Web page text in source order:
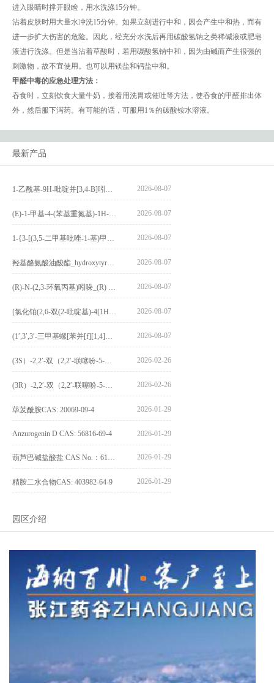
进入眼睛时撑开眼睑，用水洗涤15分钟。
沾着皮肤时用大量水冲洗15分钟。如果立刻进行中和，因会产生中和热，而有
进一步扩大伤害的危险。因此，经充分水洗后再用碳酸氢钠之类稀碱液或肥皂
液进行洗涤。但是当沾着草酸时，若用碳酸氢钠中和，因为由碱而产生很强的
刺激物，故不宜使用。也可以用镁盐和钙盐中和。
甲醛中毒的应急处理方法：
吞食时，立刻饮食大量牛奶，接着用洗胃或催吐等方法，使吞食的甲醛排出体
外，然后服下泻药。有可能的话，可服用1％的碳酸铵水溶液。
最新产品
2026-08-07
2026-08-07
2026-08-07
2026-08-07
2026-08-07
2026-08-07
2026-08-07
2026-02-26
2026-02-26
荜茇酰胺CAS: 20069-09-4 2026-01-29
Anzurogenin D CAS: 56816-69-4 2026-01-29
2026-01-29
精胺二水合物CAS: 403982-64-9 2026-01-29
园区介绍